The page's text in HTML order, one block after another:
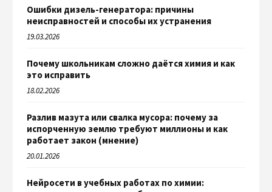
Ошибки дизель-генератора: причины
неисправностей и способы их устранения
19.03.2026
Почему школьникам сложно даётся химия и как
это исправить
18.02.2026
Разлив мазута или свалка мусора: почему за
испорченную землю требуют миллионы и как
работает закон (мнение)
20.01.2026
Нейросети в учебных работах по химии: